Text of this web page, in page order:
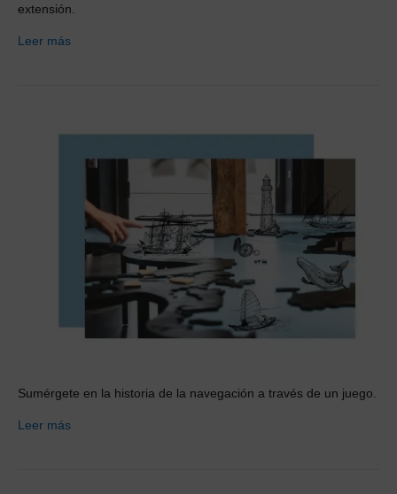
extensión.
Leer más
Sumérgete en la historia de la navegación a través de un juego.
Leer más